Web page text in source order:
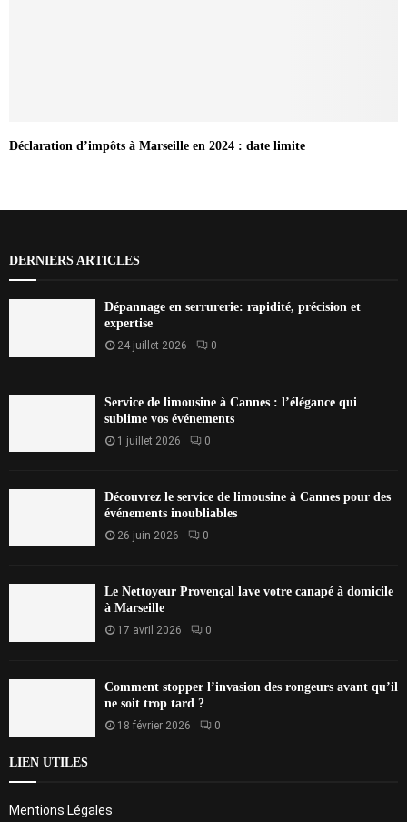
Déclaration d’impôts à Marseille en 2024 : date limite
DERNIERS ARTICLES
Dépannage en serrurerie: rapidité, précision et
expertise
24 juillet 2026 0
Service de limousine à Cannes : l’élégance qui
sublime vos événements
1 juillet 2026 0
Découvrez le service de limousine à Cannes pour des
événements inoubliables
26 juin 2026 0
Le Nettoyeur Provençal lave votre canapé à domicile
à Marseille
17 avril 2026 0
Comment stopper l’invasion des rongeurs avant qu’il
ne soit trop tard ?
18 février 2026 0
LIEN UTILES
Mentions Légales